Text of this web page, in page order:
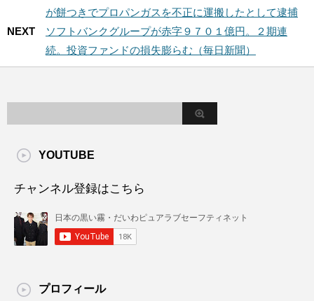
が餅つきでプロパンガスを不正に運搬したとして逮捕
NEXT
ソフトバンクグループが赤字９７０１億円。２期連
続。投資ファンドの損失膨らむ（毎日新聞）
YOUTUBE
チャンネル登録はこちら
プロフィール